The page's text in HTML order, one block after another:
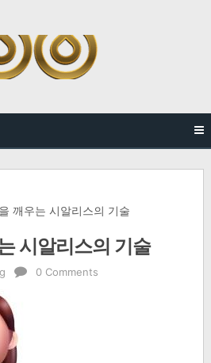
깨우는 시알리스의 기술
시알리스의 기술
0 Comments